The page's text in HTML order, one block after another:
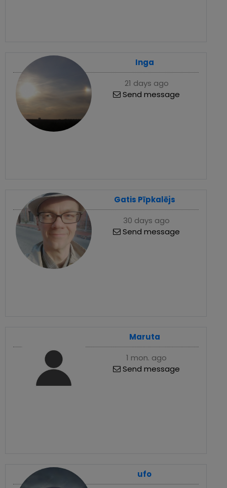
Inga
21 days ago
Send message
Gatis Pīpkalējs
30 days ago
Send message
Maruta
1 mon. ago
Send message
ufo